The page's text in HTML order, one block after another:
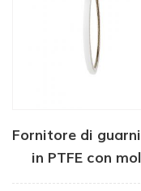
Fornitore di
in PTFE con
frontale in